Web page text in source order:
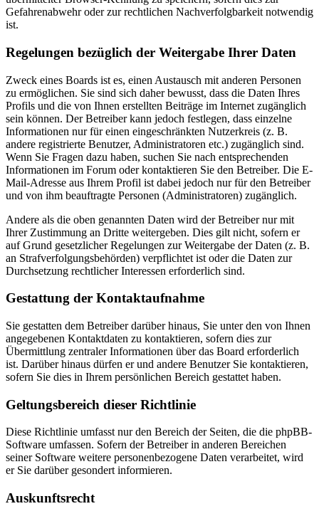
Gefahrenabwehr oder zur rechtlichen Nachverfolgbarkeit notwendig
ist.
Regelungen bezüglich der Weitergabe Ihrer Daten
Zweck eines Boards ist es, einen Austausch mit anderen Personen
zu ermöglichen. Sie sind sich daher bewusst, dass die Daten Ihres
Profils und die von Ihnen erstellten Beiträge im Internet zugänglich
sein können. Der Betreiber kann jedoch festlegen, dass einzelne
Informationen nur für einen eingeschränkten Nutzerkreis (z. B.
andere registrierte Benutzer, Administratoren etc.) zugänglich sind.
Wenn Sie Fragen dazu haben, suchen Sie nach entsprechenden
Informationen im Forum oder kontaktieren Sie den Betreiber. Die E-
Mail-Adresse aus Ihrem Profil ist dabei jedoch nur für den Betreiber
und von ihm beauftragte Personen (Administratoren) zugänglich.
Andere als die oben genannten Daten wird der Betreiber nur mit
Ihrer Zustimmung an Dritte weitergeben. Dies gilt nicht, sofern er
auf Grund gesetzlicher Regelungen zur Weitergabe der Daten (z. B.
an Strafverfolgungsbehörden) verpflichtet ist oder die Daten zur
Durchsetzung rechtlicher Interessen erforderlich sind.
Gestattung der Kontaktaufnahme
Sie gestatten dem Betreiber darüber hinaus, Sie unter den von Ihnen
angegebenen Kontaktdaten zu kontaktieren, sofern dies zur
Übermittlung zentraler Informationen über das Board erforderlich
ist. Darüber hinaus dürfen er und andere Benutzer Sie kontaktieren,
sofern Sie dies in Ihrem persönlichen Bereich gestattet haben.
Geltungsbereich dieser Richtlinie
Diese Richtlinie umfasst nur den Bereich der Seiten, die die phpBB-
Software umfassen. Sofern der Betreiber in anderen Bereichen
seiner Software weitere personenbezogene Daten verarbeitet, wird
er Sie darüber gesondert informieren.
Auskunftsrecht